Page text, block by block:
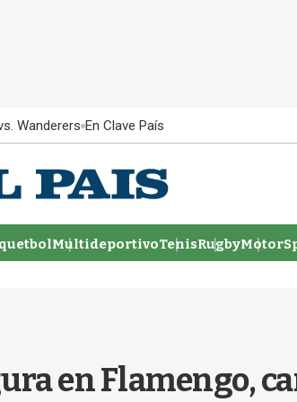
Wanderers En Clave País
MultideportivoTenisRugby
en Flamengo,